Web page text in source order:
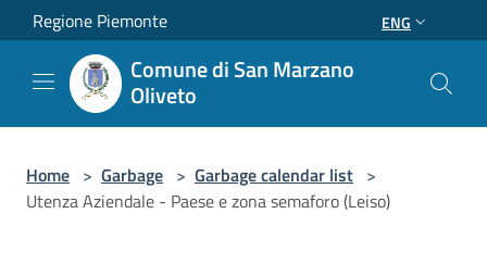
Salta al contenuto principale
Regione Piemonte ENG
Comune di San Marzano
Oliveto
Home > Garbage > Garbage calendar list >
Utenza Aziendale - Paese e zona semaforo (Leiso)